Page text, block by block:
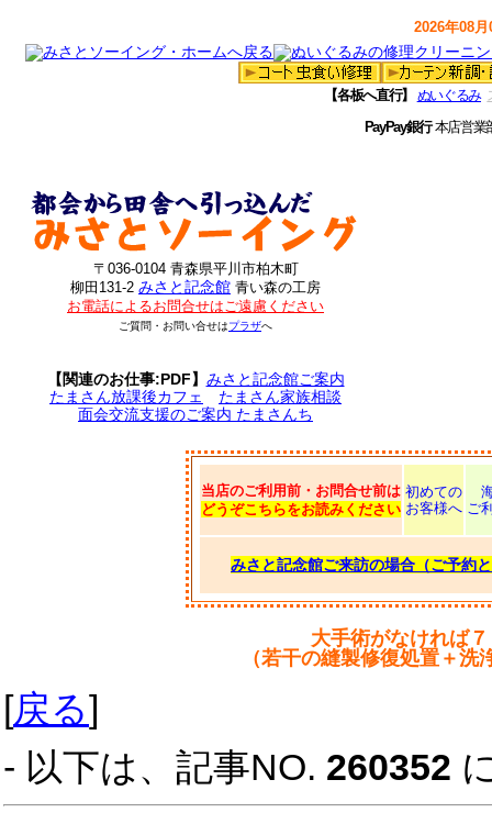
2026年08
【各板へ直行】 ぬいぐるみ
PayPay銀行本店営
〒036-0104 青森県平川市柏木町
柳田131-2 みさと記念館 青い森の工房
お電話によるお問合せはご遠慮ください
ご質問・お問い合せはプラザへ
【関連のお仕事:PDF】 みさと記念館ご案内
たまさん放課後カフェ
たまさん家族相談
面会交流支援のご案内 たまさんち
当店のご利用前・お問合せ前は
どうぞこちらをお読みください
初めての
お客様へ ご
みさと記念館ご来訪の場合（ご予約
大手術がなければ
（若干の縫製修復処置＋
[戻る]
- 以下は、記事NO. 260352